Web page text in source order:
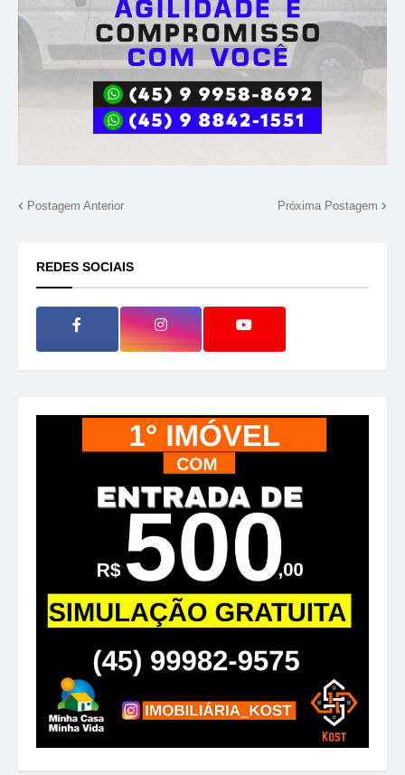
Postagem Anterior Próxima Postagem
REDES SOCIAIS